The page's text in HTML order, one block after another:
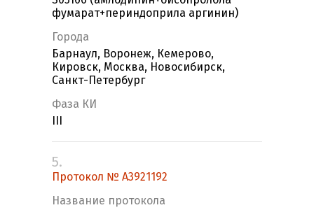
фумарат+периндоприла аргинин)
Города
Барнаул, Воронеж, Кемерово,
Кировск, Москва, Новосибирск,
Санкт-Петербург
Фаза КИ
5.
Протокол № A3921192
Название протокола